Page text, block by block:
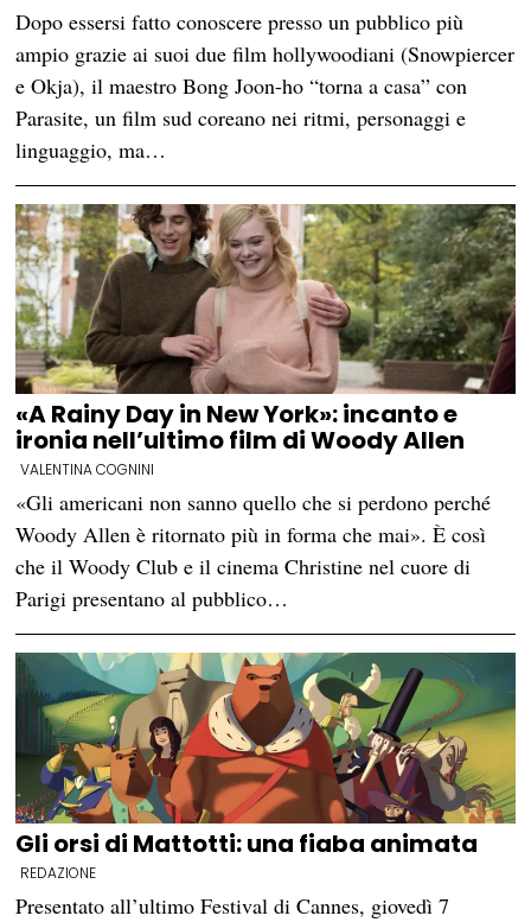
Dopo essersi fatto conoscere presso un pubblico più
ampio grazie ai suoi due film hollywoodiani (Snowpiercer
e Okja), il maestro Bong Joon-ho “torna a casa” con
Parasite, un film sud coreano nei ritmi, personaggi e
linguaggio, ma…
«A Rainy Day in New York»: incanto e
ironia nell’ultimo film di Woody Allen
VALENTINA COGNINI
«Gli americani non sanno quello che si perdono perché
Woody Allen è ritornato più in forma che mai». È così
che il Woody Club e il cinema Christine nel cuore di
Parigi presentano al pubblico…
Gli orsi di Mattotti: una fiaba animata
REDAZIONE
Presentato all’ultimo Festival di Cannes, giovedì 7